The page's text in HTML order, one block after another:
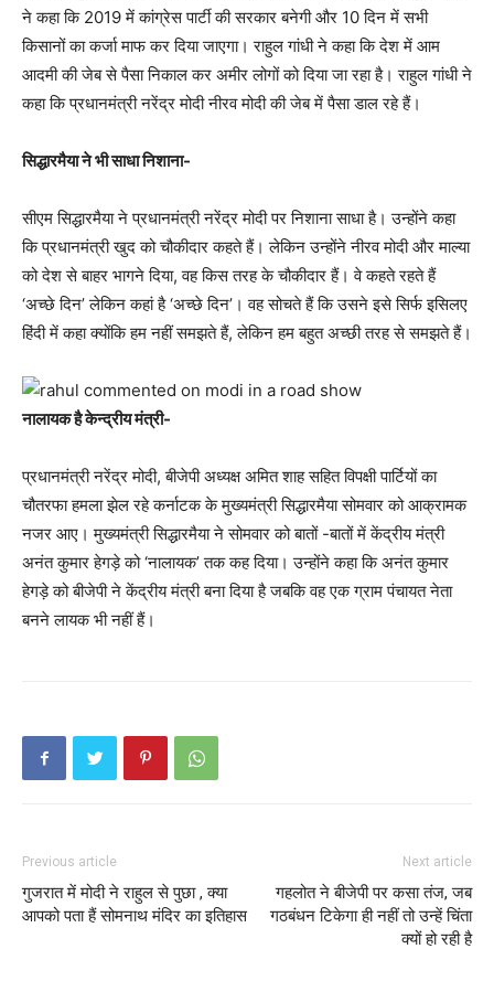
ने कहा कि 2019 में कांग्रेस पार्टी की सरकार बनेगी और 10 दिन में सभी
किसानों का कर्जा माफ कर दिया जाएगा। राहुल गांधी ने कहा कि देश में आम
आदमी की जेब से पैसा निकाल कर अमीर लोगों को दिया जा रहा है। राहुल गांधी ने
कहा कि प्रधानमंत्री नरेंद्र मोदी नीरव मोदी की जेब में पैसा डाल रहे हैं।
सिद्धारमैया ने भी साधा निशाना-
सीएम सिद्धारमैया ने प्रधानमंत्री नरेंद्र मोदी पर निशाना साधा है। उन्होंने कहा
कि प्रधानमंत्री खुद को चौकीदार कहते हैं। लेकिन उन्होंने नीरव मोदी और माल्या
को देश से बाहर भागने दिया, वह किस तरह के चौकीदार हैं। वे कहते रहते हैं
‘अच्छे दिन’ लेकिन कहां है ‘अच्छे दिन’। वह सोचते हैं कि उसने इसे सिर्फ इसिलए
हिंदी में कहा क्योंकि हम नहीं समझते हैं, लेकिन हम बहुत अच्छी तरह से समझते हैं।
नालायक है केन्द्रीय मंत्री-
प्रधानमंत्री नरेंद्र मोदी, बीजेपी अध्यक्ष अमित शाह सहित विपक्षी पार्टियों का
चौतरफा हमला झेल रहे कर्नाटक के मुख्यमंत्री सिद्धारमैया सोमवार को आक्रामक
नजर आए। मुख्यमंत्री सिद्धारमैया ने सोमवार को बातों -बातों में केंद्रीय मंत्री
अनंत कुमार हेगड़े को ‘नालायक’ तक कह दिया। उन्होंने कहा कि अनंत कुमार
हेगड़े को बीजेपी ने केंद्रीय मंत्री बना दिया है जबकि वह एक ग्राम पंचायत नेता
बनने लायक भी नहीं हैं।
Previous article
गुजरात में मोदी ने राहुल से पुछा , क्या
आपको पता हैं सोमनाथ मंदिर का इतिहास
Next article
गहलोत ने बीजेपी पर कसा तंज, जब
गठबंधन टिकेगा ही नहीं तो उन्हें चिंता
क्यों हो रही है